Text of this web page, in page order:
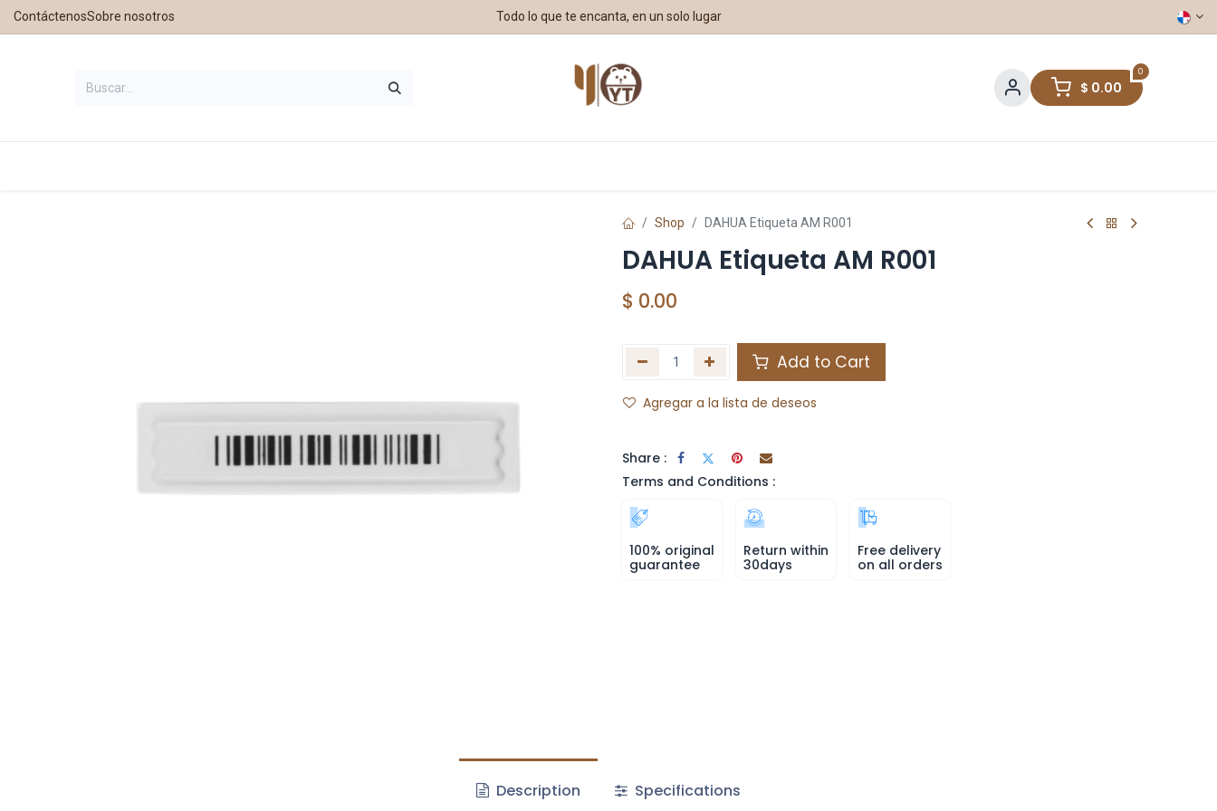
ContáctenosSobre nosotros Todo lo que te encanta, en un solo lugar
0
$ 0.00
Shop DAHUA Etiqueta AM R001
DAHUA Etiqueta AM R001
$ 0.00
Add to Cart
Agregar a la lista de deseos
Share :
Terms and Conditions :
100% original
guarantee
Return within
30days
Free delivery
on all orders
Description Specifications